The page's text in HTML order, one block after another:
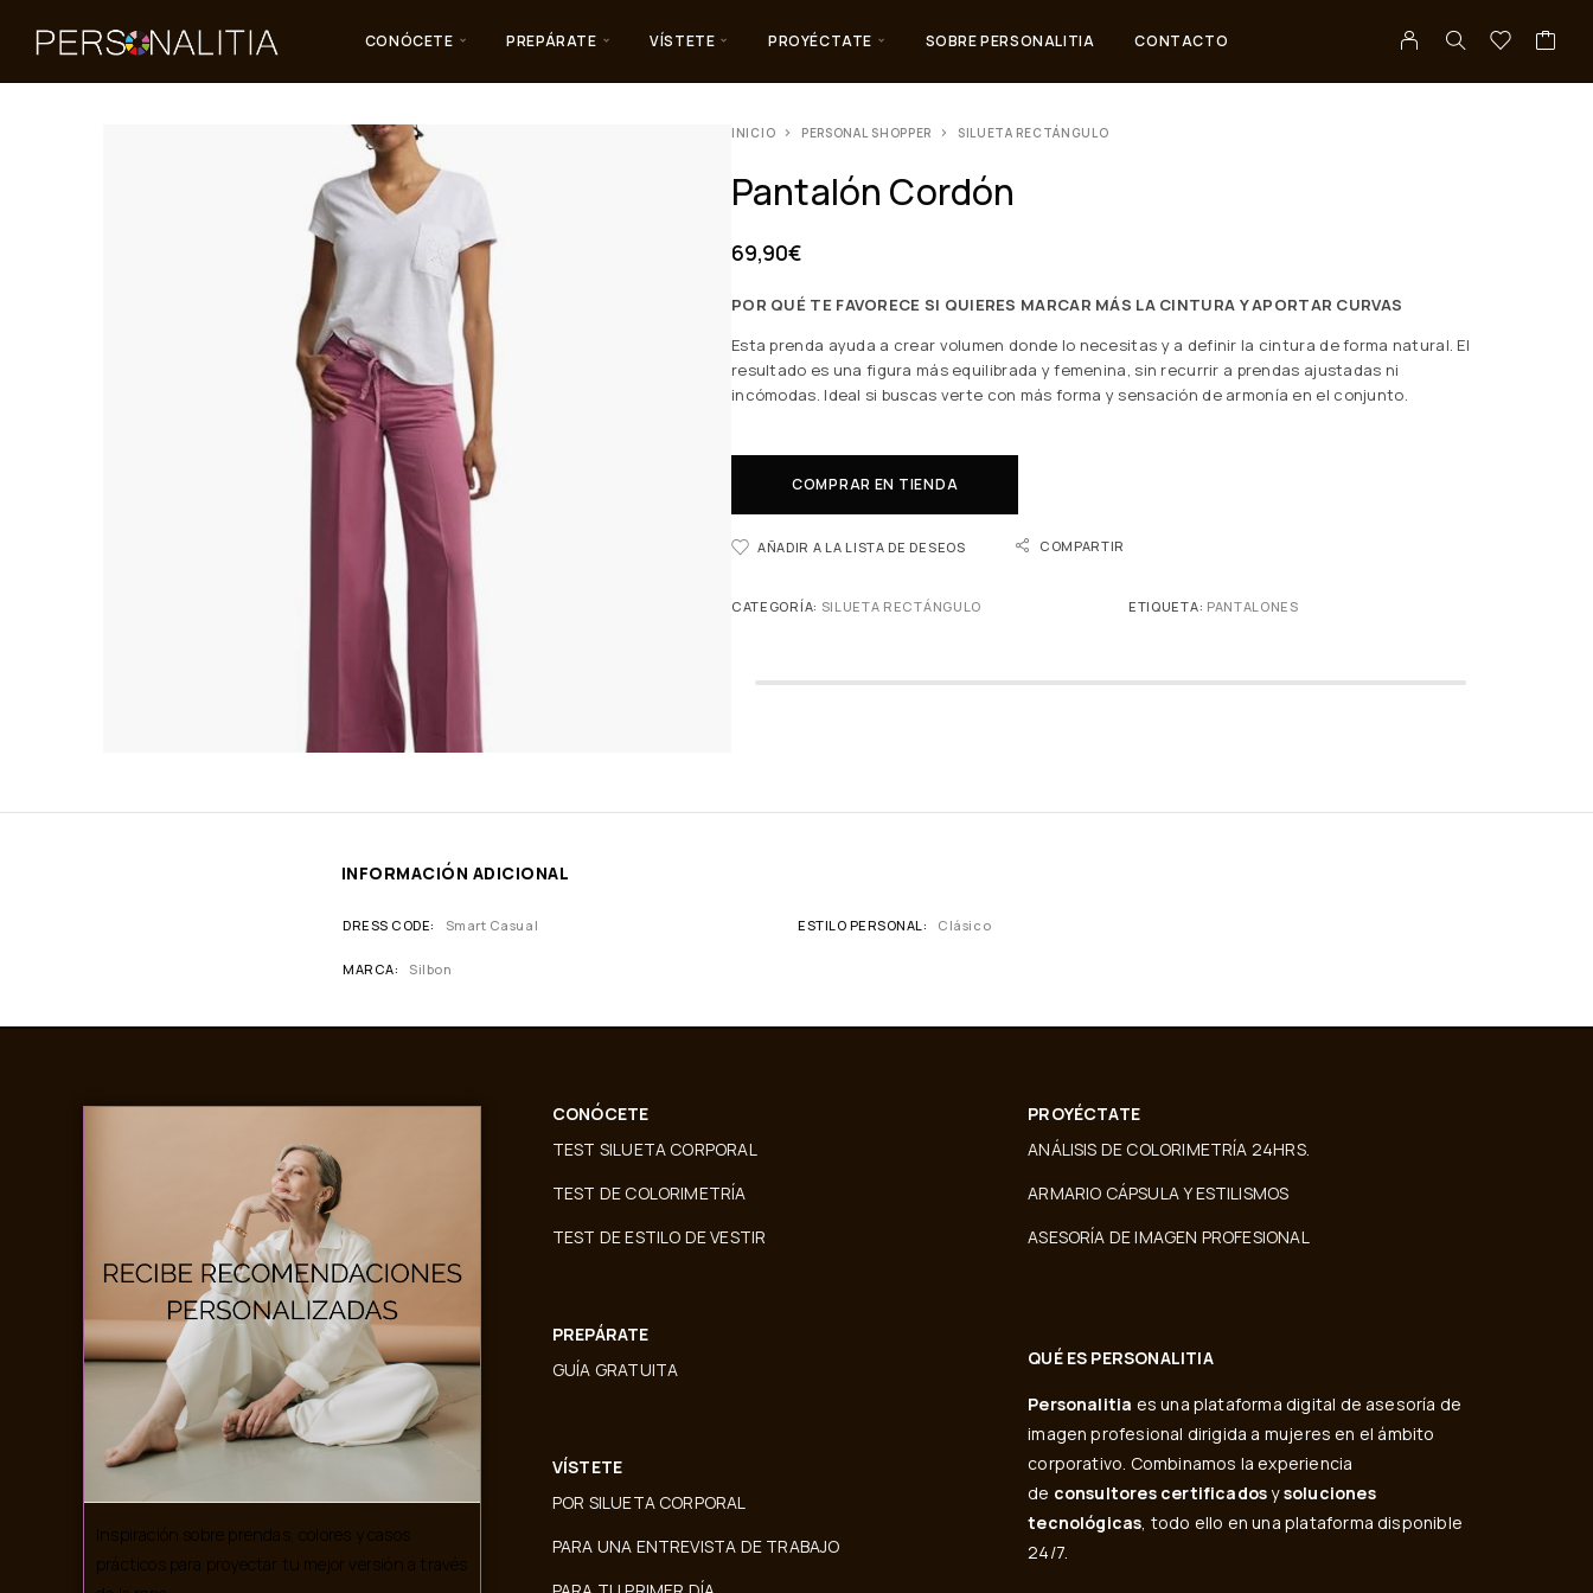
CONÓCETE PREPÁRATE VÍSTETE PROYÉCTATE SOBRE PERSONALITIA CONTACTO
INICIO PERSONAL SHOPPER SILUETA RECTÁNGULO
Pantalón Cordón
69,90€
POR QUÉ TE FAVORECE SI QUIERES MARCAR MÁS LA CINTURA Y APORTAR CURVAS
Esta prenda ayuda a crear volumen donde lo necesitas y a definir la cintura de forma natural. El
resultado es una figura más equilibrada y femenina, sin recurrir a prendas ajustadas ni
incómodas. Ideal si buscas verte con más forma y sensación de armonía en el conjunto.
COMPRAR EN TIENDA
AÑADIR A LA LISTA DE DESEOS COMPARTIR
CATEGORÍA: SILUETA RECTÁNGULO ETIQUETA: PANTALONES
INFORMACIÓN ADICIONAL
DRESS CODE Smart Casual ESTILO PERSONAL Clásico
MARCA Silbon
Inspiración sobre prendas, colores y casos
prácticos para proyectar tu mejor versión a través
CONÓCETE
TEST SILUETA CORPORAL
TEST DE COLORIMETRÍA
TEST DE ESTILO DE VESTIR
PREPÁRATE
GUÍA GRATUITA
VÍSTETE
POR SILUETA CORPORAL
PARA UNA ENTREVISTA DE TRABAJO
PROYÉCTATE
ANÁLISIS DE COLORIMETRÍA 24HRS.
ARMARIO CÁPSULA Y ESTILISMOS
ASESORÍA DE IMAGEN PROFESIONAL
QUÉ ES PERSONALITIA
Personalitia es una plataforma digital de asesoría de
imagen profesional dirigida a mujeres en el ámbito
corporativo. Combinamos la experiencia
de consultores certificadosysoluciones
tecnológicas, todo ello en una plataforma disponible
24/7.